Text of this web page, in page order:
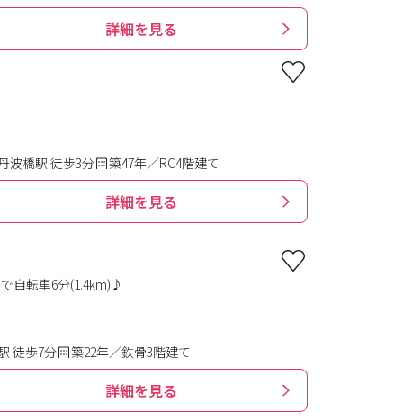
詳細を見る
波橋駅 徒歩3分 築47年／RC4階建て
詳細を見る
自転車6分(1.4km)♪
徒歩7分 築22年／鉄骨3階建て
詳細を見る